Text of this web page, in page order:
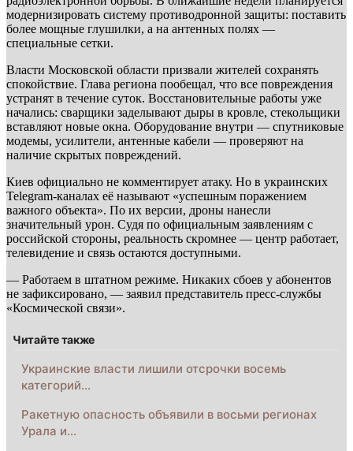
модернизировать систему противодронной защиты: поставить
более мощные глушилки, а на антенных полях —
специальные сетки.
Власти Московской области призвали жителей сохранять
спокойствие. Глава региона пообещал, что все повреждения
устранят в течение суток. Восстановительные работы уже
начались: сварщики заделывают дыры в кровле, стекольщики
вставляют новые окна. Оборудование внутри — спутниковые
модемы, усилители, антенные кабели — проверяют на
наличие скрытых повреждений.
Киев официально не комментирует атаку. Но в украинских
Telegram-каналах её называют «успешным поражением
важного объекта». По их версии, дроны нанесли
значительный урон. Судя по официальным заявлениям с
российской стороны, реальность скромнее — центр работает,
телевидение и связь остаются доступными.
— Работаем в штатном режиме. Никаких сбоев у абонентов
не зафиксировано, — заявил представитель пресс-службы
«Космической связи».
Читайте также
Украинские власти лишили отсрочки восемь
категорий…
Ракетную опасность объявили в восьми регионах
Урала и…